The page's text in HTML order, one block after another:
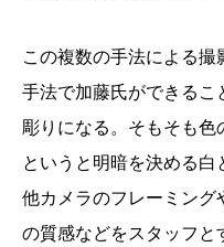
この複数の手法による
手法で加藤氏ができるこ
彫りになる。そもそも
というと明暗を決める白
他カメラのフレーミング
の質感などをスタッフ